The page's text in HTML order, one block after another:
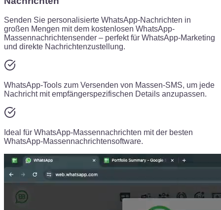
Senden Sie personalisierte WhatsApp-Nachrichten in
großen Mengen mit dem kostenlosen WhatsApp-
Massennachrichtensender – perfekt für WhatsApp-Marketing
und direkte Nachrichtenzustellung.
WhatsApp-Tools zum Versenden von Massen-SMS, um jede
Nachricht mit empfängerspezifischen Details anzupassen.
Ideal für WhatsApp-Massennachrichten mit der besten
WhatsApp-Massennachrichtensoftware.